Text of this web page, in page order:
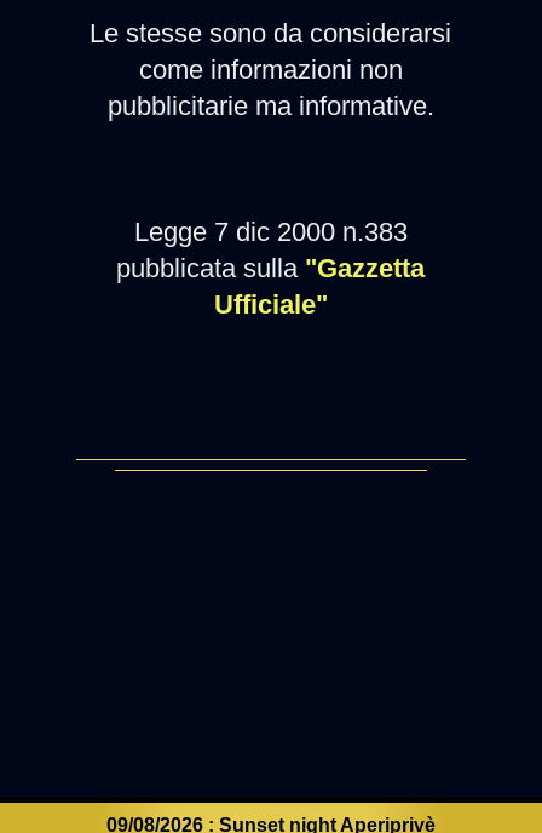
Le stesse sono da considerarsi
come informazioni non
pubblicitarie ma informative.
Legge 7 dic 2000 n.383
pubblicata sulla "Gazzetta
Ufficiale"
09/08/2026 : Sunset night Aperiprivè